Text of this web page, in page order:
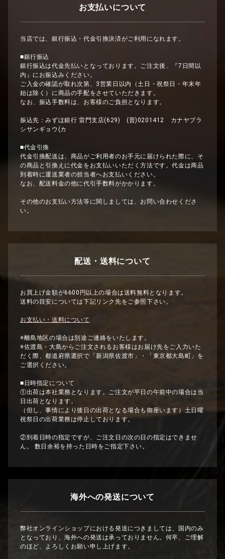
お支払いについて
当店では、銀行振込・代金引換決済がご利用になれます。
■銀行振込
銀行振込は代金先払いとなっております。ご注文後、『7日間以
内』にお振込みください。
ご入金の確認が取れ次第、3営業日以内（土日・祝祭日・年末年
始は除く）に商品の手配をさせていただきます。
なお、振込手数料は、お客様のご負担となります。
振込先：みずほ銀行 雷門支店(629) (普)0201412 カナヤブラ
シサンギョウ(カ
■代金引換
代金引換配送は、商品がご利用者のお手元に届けられた際に、そ
の商品と引換えに代金をお支払いいただく方法です。代金は商品
到着時に運送業者の担当者へお支払いください。
なお、配送料金の他に代引手数料がかかります。
その他のお支払い方法等に関しましては、お問い合わせくださ
い。
配送・送料について
お買上げ金額が6600円以上の場合は送料無料となります。
送料の目安については下記リンク先をご参照下さい。
お支払い・送料について
※離島地区の場合は別途ご連絡をいたします。
※佐渡島・大島からご注文されるお客様はお届け先をご入力いた
だく際、都道府県選択で「新潟県佐渡市」・「東京都大島町」を
ご選択ください。
■日時指定について
①出荷は本社業務となります。ご注文が平日の午前中の場合は当
日出荷となります。
（但し、事情により後日の出荷となる場合も御座います）土日曜
祝祭日の出荷業務は停止しております。
②到着日時の指定ですが、ご注文日の次の日の指定はできませ
ん。 数日余裕を持った日時をご指定下さい。
海外への発送について
弊社オンラインショップにおける発送につきましては、国内のみ
となっており、海外への発送は承っておりません。何卒、ご理解
のほど、よろしくお願い申し上げます。